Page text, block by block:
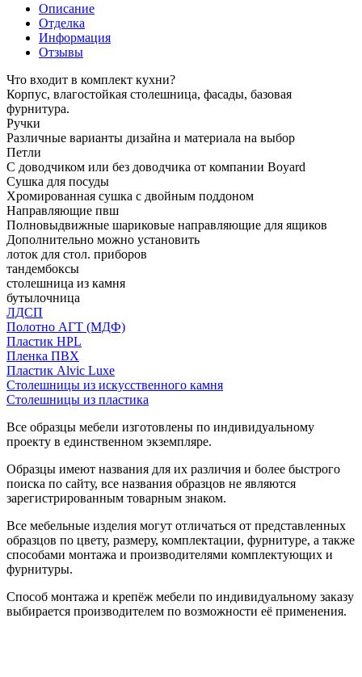
Описание
Отделка
Информация
Отзывы
Что входит в комплект кухни?
Корпус, влагостойкая столешница, фасады, базовая
фурнитура.
Ручки
Различные варианты дизайна и материала на выбор
Петли
С доводчиком или без доводчика от компании Boyard
Сушка для посуды
Хромированная сушка с двойным поддоном
Направляющие пвш
Полновыдвижные шариковые направляющие для ящиков
Дополнительно можно установить
лоток для стол. приборов
тандембоксы
столешница из камня
бутылочница
ЛДСП
Полотно АГТ (МДФ)
Пластик HPL
Пленка ПВХ
Пластик Alvic Luxe
Столешницы из искусственного камня
Столешницы из пластика
Все образцы мебели изготовлены по индивидуальному
проекту в единственном экземпляре.
Образцы имеют названия для их различия и более быстрого
поиска по сайту, все названия образцов не являются
зарегистрированным товарным знаком.
Все мебельные изделия могут отличаться от представленных
образцов по цвету, размеру, комплектации, фурнитуре, а также
способами монтажа и производителями комплектующих и
фурнитуры.
Способ монтажа и крепёж мебели по индивидуальному заказу
выбирается производителем по возможности её применения.